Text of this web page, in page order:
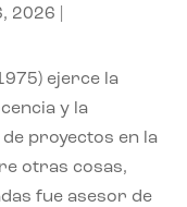
2026
ejerce la
y la
proyectos en la
otras cosas,
fue asesor de